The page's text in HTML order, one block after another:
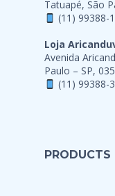
Tatuapé, São
(11) 99388-
Loja
Avenida
Paulo – SP,
(11) 99388-
PRODUCTS